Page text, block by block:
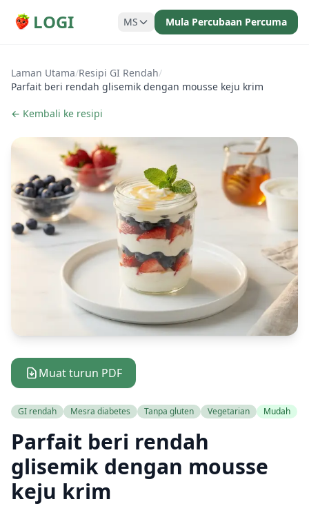
LOGI MS Mula Percubaan Percuma
Laman Utama/Resipi GI Rendah/
Parfait beri rendah glisemik dengan mousse keju krim
← Kembali ke resipi
Muat turun PDF
GI rendah Mesra diabetes Tanpa gluten Vegetarian Mudah
Parfait beri rendah
glisemik dengan mousse
keju krim